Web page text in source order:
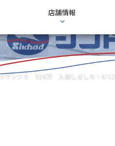
店舗情報
ウンジＳ 528万 入庫しました！6/12